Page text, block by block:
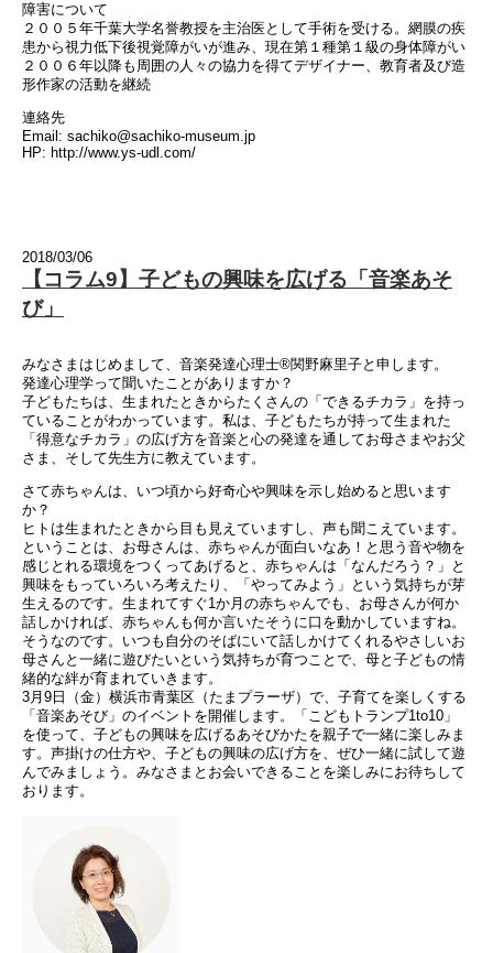
障害について
２００５年千葉大学名誉教授を主治医として手術を受ける。網膜の疾
患から視力低下後視覚障がいが進み、現在第１種第１級の身体障がい
２００６年以降も周囲の人々の協力を得てデザイナー、教育者及び造
形作家の活動を継続
連絡先
Email: sachiko@sachiko-museum.jp
HP: http://www.ys-udl.com/
2018/03/06
【コラム9】子どもの興味を広げる「音楽あそ
び」
みなさまはじめまして、音楽発達心理士®関野麻里子と申します。
発達心理学って聞いたことがありますか？
子どもたちは、生まれたときからたくさんの「できるチカラ」を持っ
ていることがわかっています。私は、子どもたちが持って生まれた
「得意なチカラ」の広げ方を音楽と心の発達を通してお母さまやお父
さま、そして先生方に教えています。
さて赤ちゃんは、いつ頃から好奇心や興味を示し始めると思います
か？
ヒトは生まれたときから目も見えていますし、声も聞こえています。
ということは、お母さんは、赤ちゃんが面白いなあ！と思う音や物を
感じとれる環境をつくってあげると、赤ちゃんは「なんだろう？」と
興味をもっていろいろ考えたり、「やってみよう」という気持ちが芽
生えるのです。生まれてすぐ1か月の赤ちゃんでも、お母さんが何か
話しかければ、赤ちゃんも何か言いたそうに口を動かしていますね。
そうなのです。いつも自分のそばにいて話しかけてくれるやさしいお
母さんと一緒に遊びたいという気持ちが育つことで、母と子どもの情
緒的な絆が育まれていきます。
3月9日（金）横浜市青葉区（たまプラーザ）で、子育てを楽しくする
「音楽あそび」のイベントを開催します。「こどもトランプ1to10」
を使って、子どもの興味を広げるあそびかたを親子で一緒に楽しみま
す。声掛けの仕方や、子どもの興味の広げ方を、ぜひ一緒に試して遊
んでみましょう。みなさまとお会いできることを楽しみにお待ちして
おります。